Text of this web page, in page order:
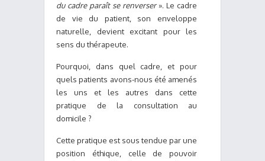
du cadre paraît se renverser». Le cadre
de vie du patient, son enveloppe
naturelle, devient excitant pour les
sens du thérapeute.
Pourquoi, dans quel cadre, et pour
quels patients avons-nous été amenés
les uns et les autres dans cette
pratique de la consultation au
domicile ?
Cette pratique est sous tendue par une
position éthique, celle de pouvoir